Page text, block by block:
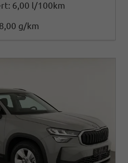
6,00 l/100km
g/km